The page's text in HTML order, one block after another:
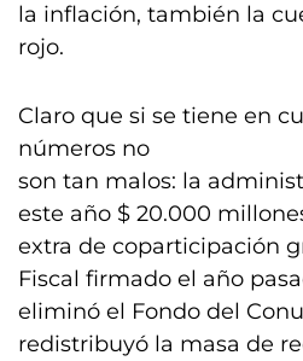
la inflación, también la
rojo.
Claro que si se tiene en
números no
son tan malos: la
este año $ 20.000
extra de coparticipación
Fiscal firmado el año
eliminó el Fondo del
redistribuyó la masa de